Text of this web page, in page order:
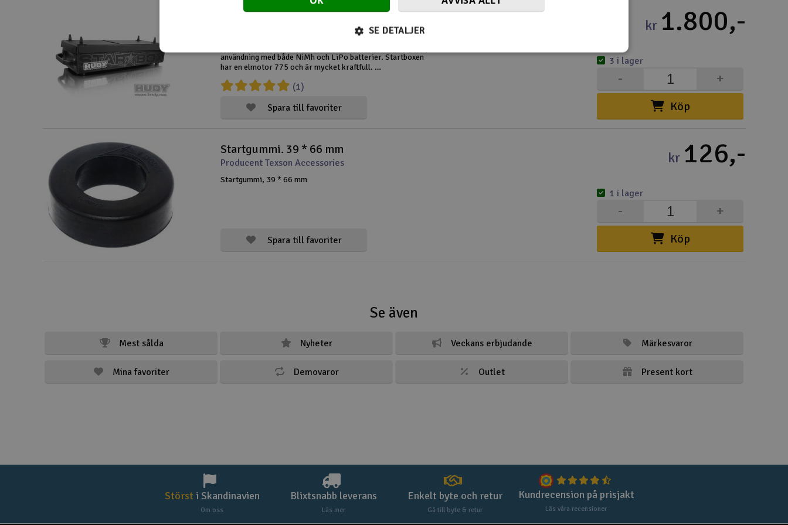
Hudy Starter Box 1/8 Buggy and Truggy
användning med både NiMh och LiPo batterier. Startboxen
har en elmotor 775 och är mycket kraftfull.
HUDY Star-Box är en professionell startbox som är
Spara till favoriter
(1)
kr 1.800,-
Köp
+
-
3 i lager
Startgummi. 39 * 66 mm
Producent Texson Accessories
Startgummi, 39 * 66 mm
Spara till favoriter
kr 126,-
Köp
+
-
1 i lager
Se även
Mest sålda Nyheter Veckans erbjudande Märkesvaror
Mina favoriter Demovaror Outlet Present kort
Störst i Skandinavien
Om oss
Blixtsnabb leverans
Läs mer
Enkelt byte och retur
Gå till byte & retur
Kundrecension på prisjakt
Läs våra recensioner
SE DETALJER